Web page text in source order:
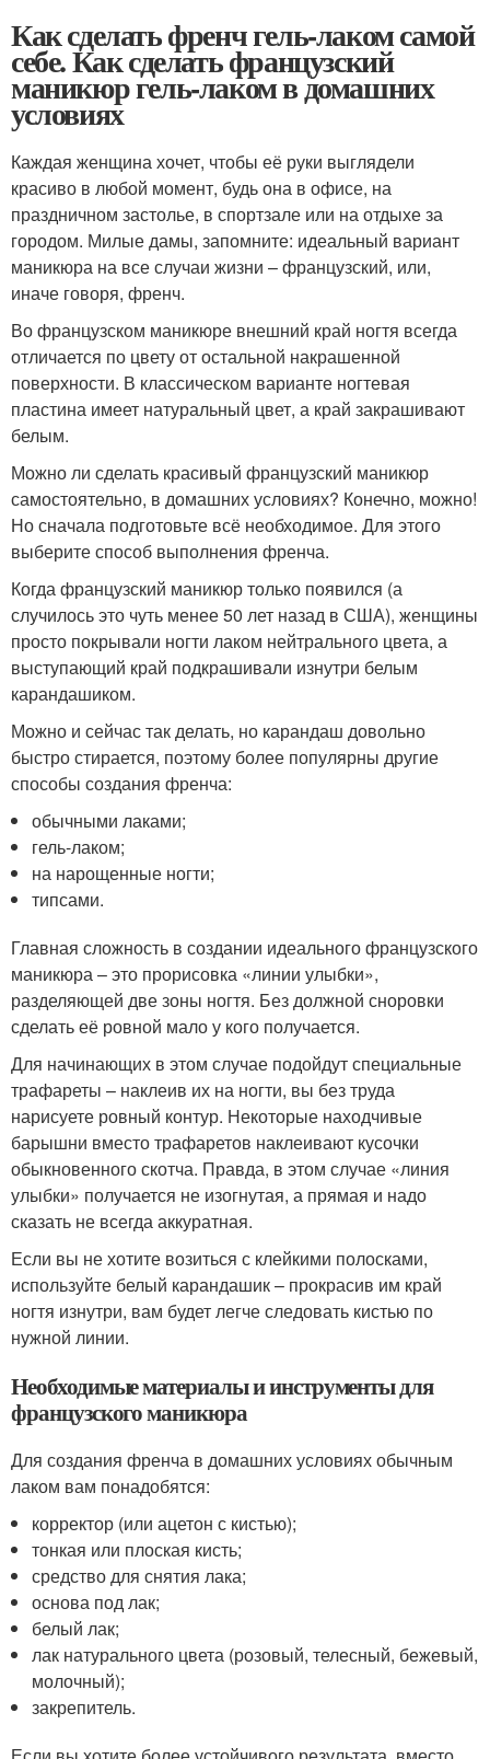
Как сделать френч гель-лаком самой
себе. Как сделать французский
маникюр гель-лаком в домашних
условиях
Каждая женщина хочет, чтобы её руки выглядели
красиво в любой момент, будь она в офисе, на
праздничном застолье, в спортзале или на отдыхе за
городом. Милые дамы, запомните: идеальный вариант
маникюра на все случаи жизни – французский, или,
иначе говоря, френч.
Во французском маникюре внешний край ногтя всегда
отличается по цвету от остальной накрашенной
поверхности. В классическом варианте ногтевая
пластина имеет натуральный цвет, а край закрашивают
белым.
Можно ли сделать красивый французский маникюр
самостоятельно, в домашних условиях? Конечно, можно!
Но сначала подготовьте всё необходимое. Для этого
выберите способ выполнения френча.
Когда французский маникюр только появился (а
случилось это чуть менее 50 лет назад в США), женщины
просто покрывали ногти лаком нейтрального цвета, а
выступающий край подкрашивали изнутри белым
карандашиком.
Можно и сейчас так делать, но карандаш довольно
быстро стирается, поэтому более популярны другие
способы создания френча:
обычными лаками;
гель-лаком;
на нарощенные ногти;
типсами.
Главная сложность в создании идеального французского
маникюра – это прорисовка «линии улыбки»,
разделяющей две зоны ногтя. Без должной сноровки
сделать её ровной мало у кого получается.
Для начинающих в этом случае подойдут специальные
трафареты – наклеив их на ногти, вы без труда
нарисуете ровный контур. Некоторые находчивые
барышни вместо трафаретов наклеивают кусочки
обыкновенного скотча. Правда, в этом случае «линия
улыбки» получается не изогнутая, а прямая и надо
сказать не всегда аккуратная.
Если вы не хотите возиться с клейкими полосками,
используйте белый карандашик – прокрасив им край
ногтя изнутри, вам будет легче следовать кистью по
нужной линии.
Необходимые материалы и инструменты для
французского маникюра
Для создания френча в домашних условиях обычным
лаком вам понадобятся:
корректор (или ацетон с кистью);
тонкая или плоская кисть;
средство для снятия лака;
основа под лак;
белый лак;
лак натурального цвета (розовый, телесный, бежевый,
молочный);
закрепитель.